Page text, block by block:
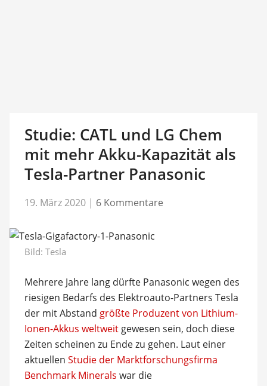
Studie: CATL und LG Chem
mit mehr Akku-Kapazität als
Tesla-Partner Panasonic
19. März 2020 | 6 Kommentare
Bild: Tesla
Mehrere Jahre lang dürfte Panasonic wegen des
riesigen Bedarfs des Elektroauto-Partners Tesla
der mit Abstand größte Produzent von Lithium-
Ionen-Akkus weltweitgewesen sein, doch diese
Zeiten scheinen zu Ende zu gehen. Laut einer
aktuellen Studie der Marktforschungsfirma
Benchmark Minerals war die